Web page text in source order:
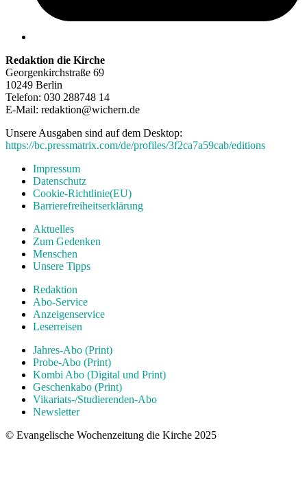
Redaktion die Kirche
Georgenkirchstraße 69
10249 Berlin
Telefon: 030 288748 14
E-Mail: redaktion@wichern.de
Unsere Ausgaben sind auf dem Desktop:
https://bc.pressmatrix.com/de/profiles/3f2ca7a59cab/editions
Impressum
Datenschutz
Cookie-Richtlinie(EU)
Barrierefreiheitserklärung
Aktuelles
Zum Gedenken
Menschen
Unsere Tipps
Redaktion
Abo-Service
Anzeigenservice
Leserreisen
Jahres-Abo (Print)
Probe-Abo (Print)
Kombi Abo (Digital und Print)
Geschenkabo (Print)
Vikariats-/Studierenden-Abo
Newsletter
© Evangelische Wochenzeitung die Kirche 2025